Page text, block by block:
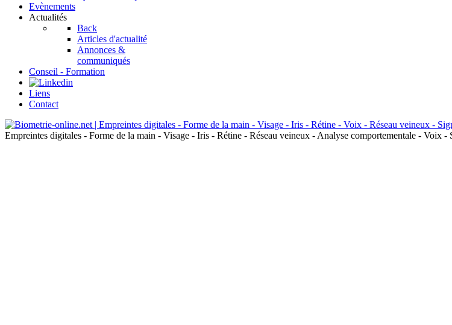
Evènements
Actualités
Back
Articles d'actualité
Annonces &
communiqués
Conseil - Formation
Liens
Contact
Empreintes digitales - Forme de la main - Visage - Iris - Rétine - Réseau veineux - Analyse comportementale - Voix